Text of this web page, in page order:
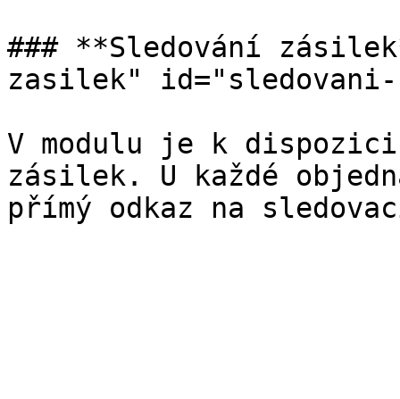
### **Sledování
zasilek"
V modulu je k
zásilek. U každé